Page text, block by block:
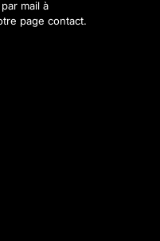
mail à
page contact.